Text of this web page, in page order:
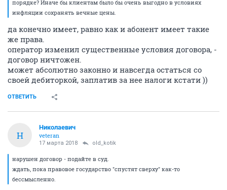
порядке? Иначе бы клиентам было бы очень выгодно в условиях
инфляции сохранять вечные цены.
да конечно имеет, равно как и абонент имеет такие
же права.
оператор изменил существенные условия договора, -
договор ничтожен.
может абсолютно законно и навсегда остаться со
своей дебиторкой, заплатив за нее налоги кстати ))
ОТВЕТИТЬ
Н
Николаевич
veteran
17 марта 2018 old_kotik
нарушен договор - подайте в суд.
ждать, пока правовое государство "спустят сверху" как-то
бессмысленно.